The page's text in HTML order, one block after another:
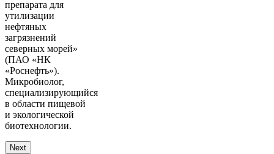
препарата для
утилизации
нефтяных
загрязнений
северных морей»
(ПАО «НК
«Роснефть»).
Микробиолог,
специализирующийся
в области пищевой
и экологической
биотехнологии.
Next